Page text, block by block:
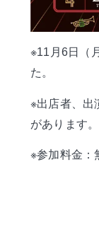
※11月6日（
た。
※出店者、出
があります。
※参加料金：